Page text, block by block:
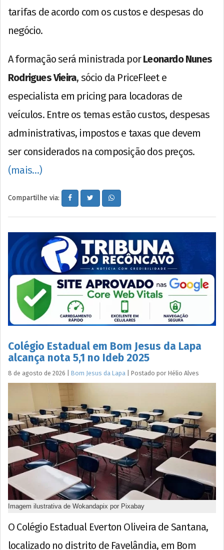
tarifas de acordo com os custos e despesas do
negócio.
A formação será ministrada porLeonardo Nunes
Rodrigues Vieira, sócio da PriceFleet e
especialista em pricing para locadoras de
veículos. Entre os temas estão custos, despesas
administrativas, impostos e taxas que devem
ser considerados na composição dos preços.
(mais…)
Compartilhe via:
Colégio Estadual em Bom Jesus da Lapa
alcança nota 5,1 no Ideb 2025
8 de agosto de 2026 Bom Jesus da Lapa Postado por Hélio Alves
Imagem ilustrativa de Wokandapix por Pixabay
O Colégio Estadual Everton Oliveira de Santana,
localizado no distrito de Favelândia, em Bom